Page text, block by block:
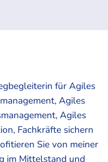
für Agiles
Agiles
Agiles
Fachkräfte sichern
Sie von meiner
im Mittelstand und